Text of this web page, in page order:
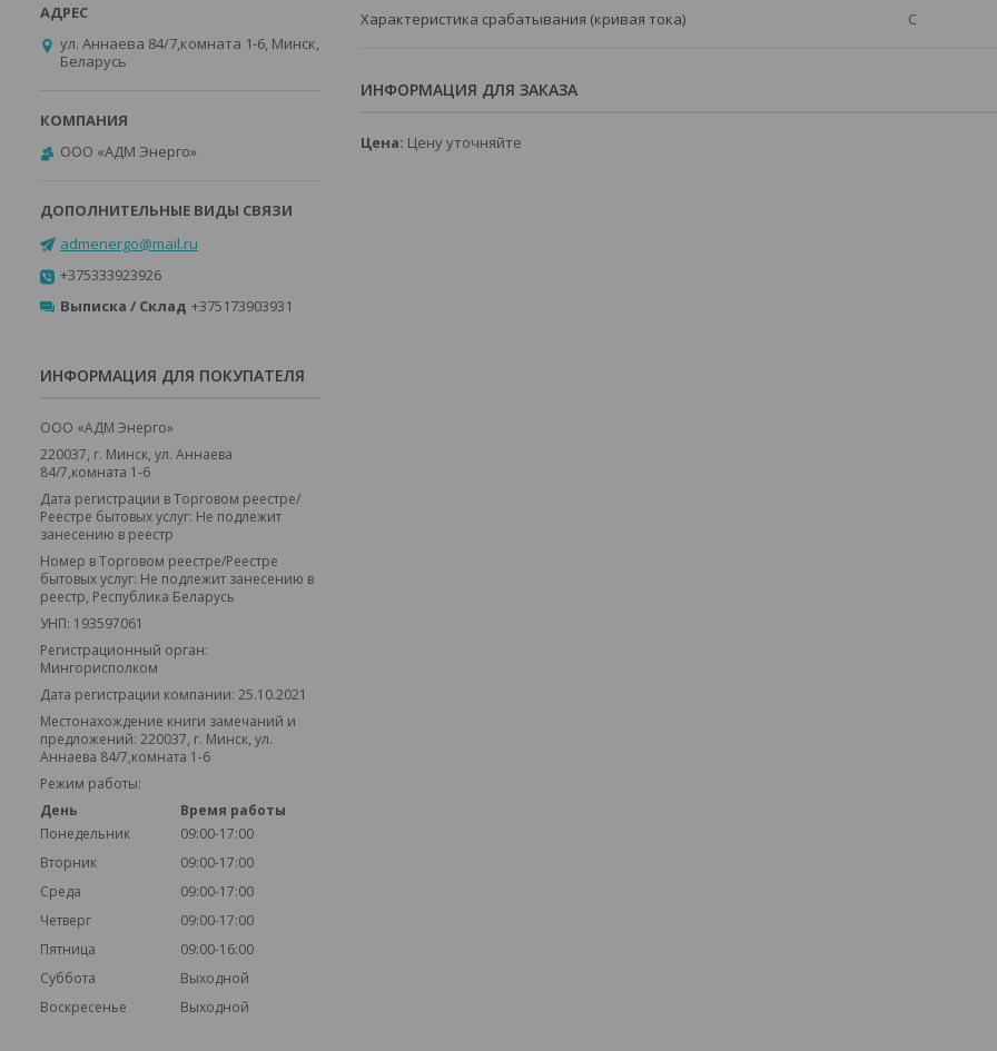
Характеристика срабатывания (кривая тока) C
ИНФОРМАЦИЯ ДЛЯ ЗАКАЗА
Цена: Цену уточняйте
ул. Аннаева 84/7,комната 1-6, Минск,
Беларусь
ООО «АДМ Энерго»
admenergo@mail.ru
+375333923926
Выписка / Склад +375173903931
ИНФОРМАЦИЯ ДЛЯ ПОКУПАТЕЛЯ
ООО «АДМ Энерго»
220037, г. Минск, ул. Аннаева
84/7,комната 1-6
Дата регистрации в Торговом реестре/
Реестре бытовых услуг: Не подлежит
занесению в реестр
Номер в Торговом реестре/Реестре
бытовых услуг: Не подлежит занесению в
реестр, Республика Беларусь
УНП: 193597061
Регистрационный орган:
Мингорисполком
Дата регистрации компании: 25.10.2021
Местонахождение книги замечаний и
предложений: 220037, г. Минск, ул.
Аннаева 84/7,комната 1-6
Режим работы:
День
Время работы
Понедельник
09:00-17:00
Вторник
09:00-17:00
Среда
09:00-17:00
Четверг
09:00-17:00
Пятница
09:00-16:00
Суббота
Выходной
Воскресенье
Выходной